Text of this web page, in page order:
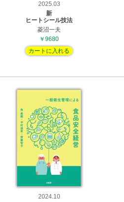
2025.03
新
ヒートシール技法
菱沼一夫
￥9680
カートに入れる
2024.10